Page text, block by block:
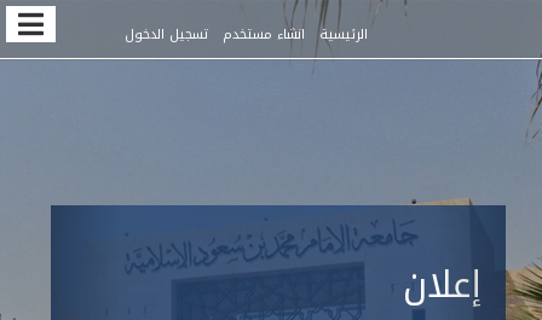
Quick
jump
to
page
content
Navigation
Main
الرئيسية انشاء مستخدم تسجيل الدخول
إعلان
Next